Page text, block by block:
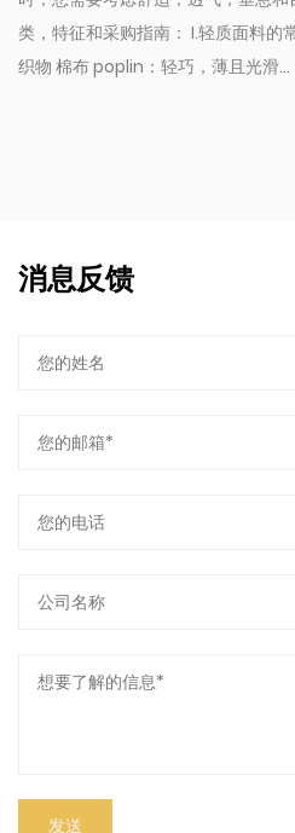
类，特征和采购指南： I.轻质面料的
织物 棉布 poplin：轻巧，薄且光滑...
消息反馈